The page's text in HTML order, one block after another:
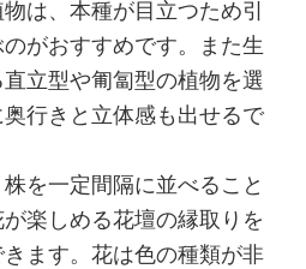
は、本種が目立つため引
がおすすめです。また生
立型や匍匐型の植物を選
行きと立体感も出せるで
株を一定間隔に並べること
楽しめる花壇の縁取りを
ます。花は色の種類が非